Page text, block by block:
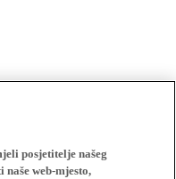
posjetitelje našeg
naše web-mjesto,